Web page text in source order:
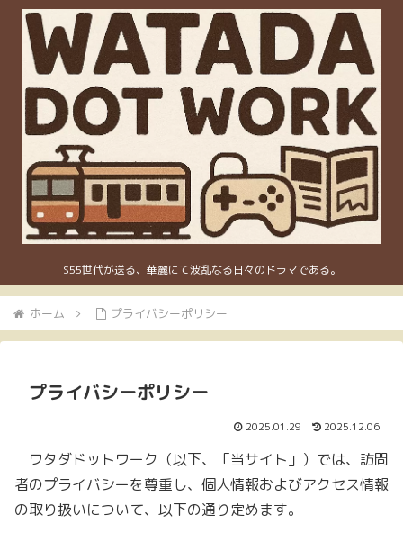
S55世代が送る、華麗にて波乱なる日々のドラマである。
ホーム プライバシーポリシー
プライバシーポリシー
2025.01.29 2025.12.06
ワタダドットワーク（以下、「当サイト」）では、訪問
者のプライバシーを尊重し、個人情報およびアクセス情報
の取り扱いについて、以下の通り定めます。